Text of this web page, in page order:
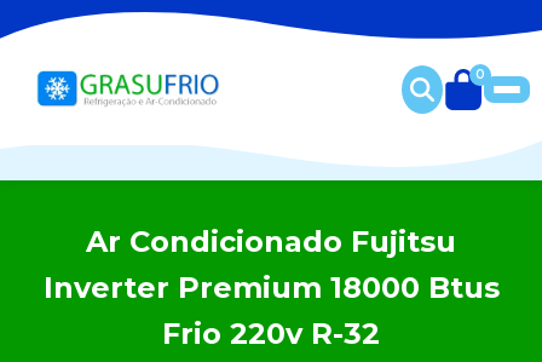
0
Ar Condicionado Fujitsu
Inverter Premium 18000 Btus
Frio 220v R-32